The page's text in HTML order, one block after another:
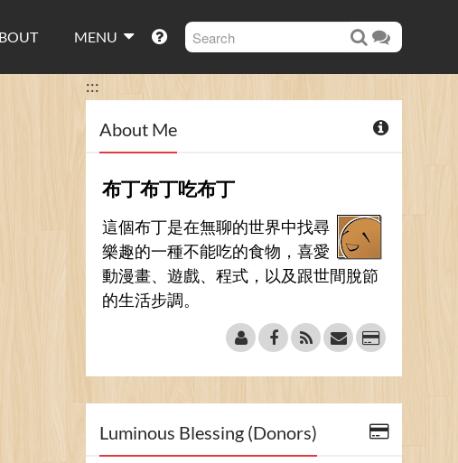
MENU
:::
About Me
布丁布丁吃布丁
這個布丁是在無聊的世界中找尋
樂趣的一種不能吃的食物，喜愛
動漫畫、遊戲、程式，以及跟世間脫節
的生活步調。
Luminous Blessing (Donors)